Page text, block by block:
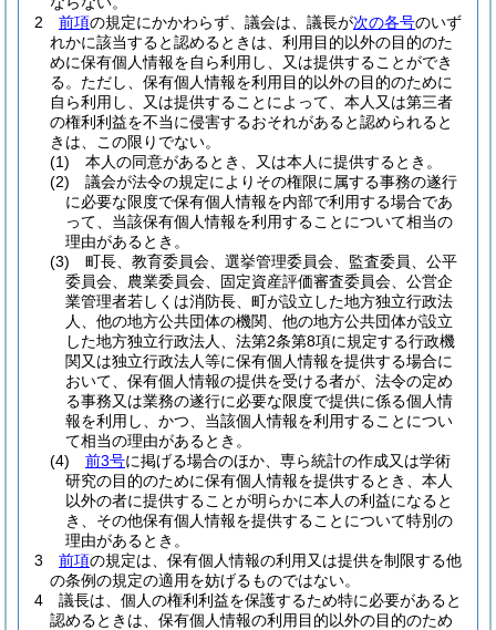
2
前項の規定にかかわらず、議会は、議長が次の各号のいず
れかに該当すると認めるときは、利用目的以外の目的のた
めに保有個人情報を自ら利用し、又は提供することができ
る。 ただし、保有個人情報を利用目的以外の目的のために
自ら利用し、又は提供することによって、本人又は第三者
の権利利益を不当に侵害するおそれがあると認められると
きは、この限りでない。
(1)
本人の同意があるとき、又は本人に提供するとき。
(2)
議会が法令の規定によりその権限に属する事務の遂行
に必要な限度で保有個人情報を内部で利用する場合であ
って、当該保有個人情報を利用することについて相当の
理由があるとき。
(3)
町長、教育委員会、選挙管理委員会、監査委員、公平
委員会、農業委員会、固定資産評価審査委員会、公営企
業管理者若しくは消防長、町が設立した地方独立行政法
人、他の地方公共団体の機関、他の地方公共団体が設立
した地方独立行政法人、法第2条第8項に規定する行政機
関又は独立行政法人等に保有個人情報を提供する場合に
おいて、保有個人情報の提供を受ける者が、法令の定め
る事務又は業務の遂行に必要な限度で提供に係る個人情
報を利用し、かつ、当該個人情報を利用することについ
て相当の理由があるとき。
(4)
前3号に掲げる場合のほか、専ら統計の作成又は学術
研究の目的のために保有個人情報を提供するとき、本人
以外の者に提供することが明らかに本人の利益になると
き、その他保有個人情報を提供することについて特別の
理由があるとき。
3
前項の規定は、保有個人情報の利用又は提供を制限する他
の条例の規定の適用を妨げるものではない。
4
議長は、個人の権利利益を保護するため特に必要があると
認めるときは、保有個人情報の利用目的以外の目的のため